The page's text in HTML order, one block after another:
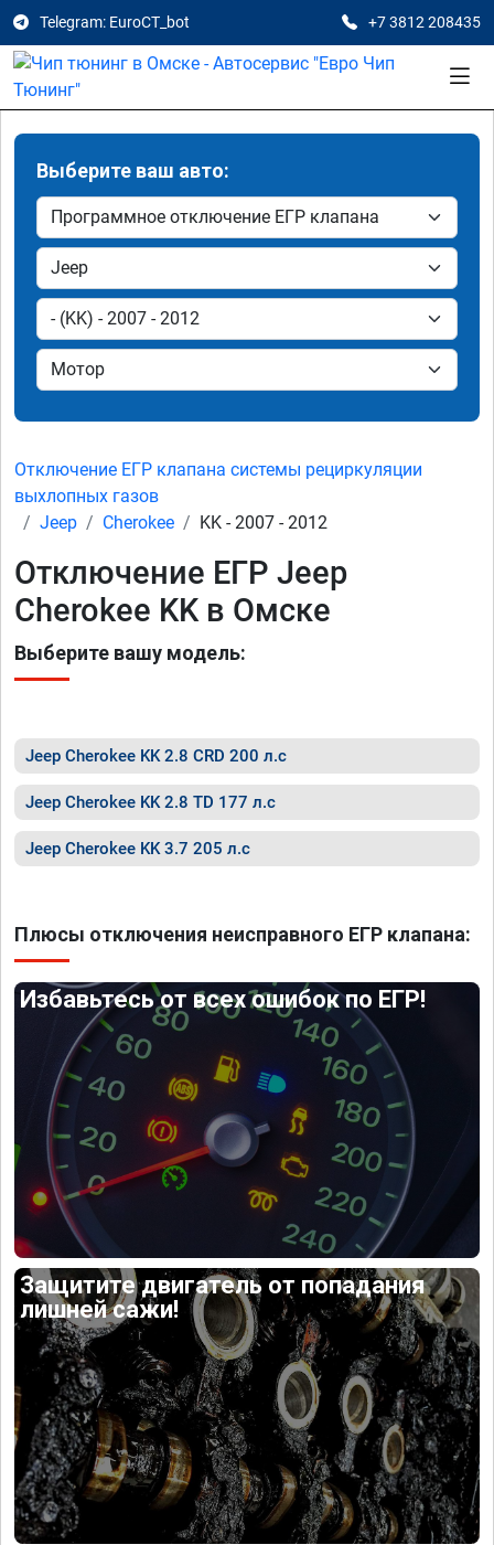
Telegram: EuroCT_bot +7 3812 208435
Выберите ваш авто:
Отключение ЕГР клапана системы рециркуляции
выхлопных газов
Jeep
Cherokee KK - 2007 - 2012
Отключение ЕГР Jeep
Cherokee KK в Омске
Выберите вашу модель:
Jeep Cherokee KK 2.8 CRD 200 л.с
Jeep Cherokee KK 2.8 TD 177 л.с
Jeep Cherokee KK 3.7 205 л.с
Плюсы отключения неисправного ЕГР клапана:
Избавьтесь от всех ошибок по ЕГР!
Защитите двигатель от попадания
лишней сажи!